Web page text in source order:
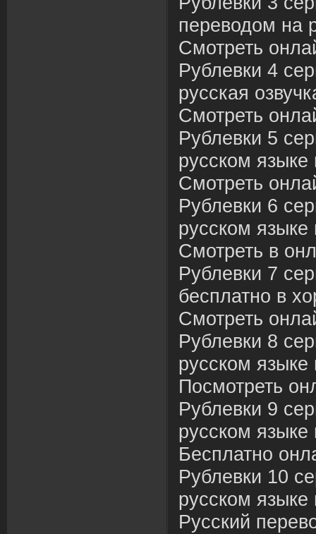
переводом на
Смотреть
Рублевки 4
русская
Смотреть
Рублевки 5
русском
Смотреть
Рублевки 6
русском
Смотреть в
Рублевки 7
бесплатно в
Смотреть
Рублевки 8
русском языке
Посмотреть
Рублевки 9
русском
Бесплатно
Рублевки 10
русском
Русский